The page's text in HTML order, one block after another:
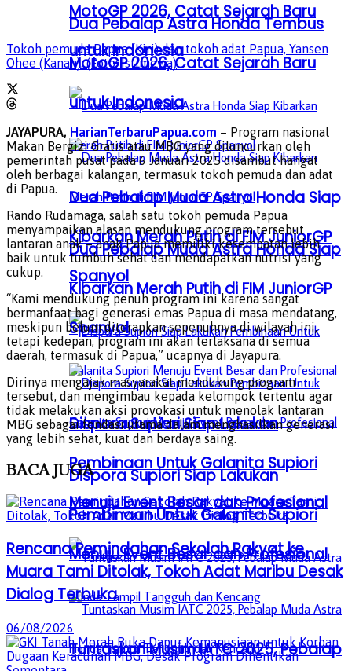
MotoGP 2026, Catat Sejarah Baru
untuk Indonesia
Dua Pebalap Muda Astra Honda Siap
Kibarkan Merah Putih di FIM JuniorGP
Spanyol
Dispora Supiori Siap Lakukan
Pembinaan Untuk Galanita Supiori
Menuju Event Besar dan Profesional
Tuntaskan Musim IATC 2025, Pebalap
Dua Pebalap Astra Honda Tembus
MotoGP 2026, Catat Sejarah Baru
untuk Indonesia
Dua Pebalap Muda Astra Honda Siap
Kibarkan Merah Putih di FIM JuniorGP
Spanyol
Dispora Supiori Siap Lakukan
Pembinaan Untuk Galanita Supiori
Menuju Event Besar dan Profesional
Tokoh pemuda Papua (Kiri) dan tokoh adat Papua, Yansen
Ohee (Kanan). (Foto: Istimewa)
JAYAPURA, HarianTerbaruPapua.com – Program nasional
Makan Bergizi Gratis atau MBG yang diluncurkan oleh
pemerintah pusat pada 6 Januari 2025 disambut hangat
oleh berbagai kalangan, termasuk tokoh pemuda dan adat
di Papua.
Rando Rudamaga, salah satu tokoh pemuda Papua
menyampaikan alasan mendukung program tersebut
lantaran anak – anak Papua memiliki kesempatan lebih
baik untuk tumbuh sehat dan mendapatkan nutrisi yang
cukup.
“Kami mendukung penuh program ini karena sangat
bermanfaat bagi generasi emas Papua di masa mendatang,
meskipun belum diterapkan sepenuhnya di wilayah ini,
tetapi kedepan, program ini akan terlaksana di semua
daerah, termasuk di Papua,” ucapnya di Jayapura.
Dirinya mengajak masyarakat mendukung program
tersebut, dan mengimbau kepada kelompok tertentu agar
tidak melakukan aksi provokasi untuk menolak lantaran
MBG sebagai fondasi utama dalam menghasilkan generasi
yang lebih sehat, kuat dan berdaya saing.
BACAJUGA
Rencana Pemindahan Sekolah Rakyat ke
Muara Tami Ditolak, Tokoh Adat Maribu Desak
Dialog Terbuka
06/08/2026